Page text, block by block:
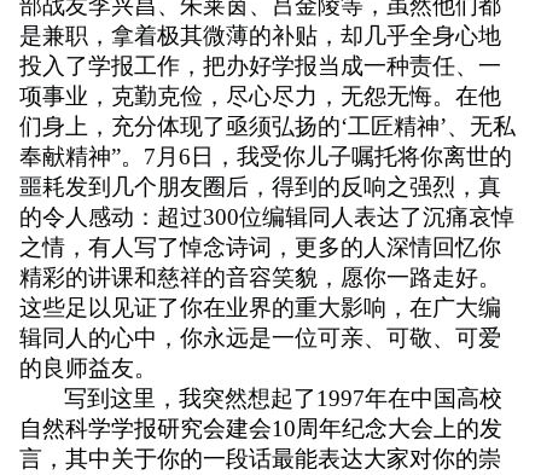
部战友李兴昌、朱莱茵、吕金陵等，虽然他们都
是兼职，拿着极其微薄的补贴，却几乎全身心地
投入了学报工作，把办好学报当成一种责任、一
项事业，克勤克俭，尽心尽力，无怨无悔。在他
们身上，充分体现了亟须弘扬的‘工匠精神’、无私
奉献精神”。 7月 6 日，我受你儿子嘱托将你离世的
噩耗发到几个朋友圈后，得到的反响之强烈，真
的令人感动：超过300位编辑同人表达了沉痛哀悼
之情，有人写了悼念诗词，更多的人深情回忆你
精彩的讲课和慈祥的音容笑貌，愿你一路走好。
这些足以见证了你在业界的重大影响，在广大编
辑同人的心中，你永远是一位可亲、可敬、可爱
的良师益友。
写到这里，我突然想起了1997年在中国高校
自然科学学报研究会建会10周年纪念大会上的发
言，其中关于你的一段话最能表达大家对你的崇